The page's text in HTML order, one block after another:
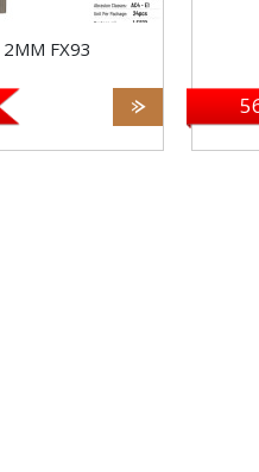
FX93